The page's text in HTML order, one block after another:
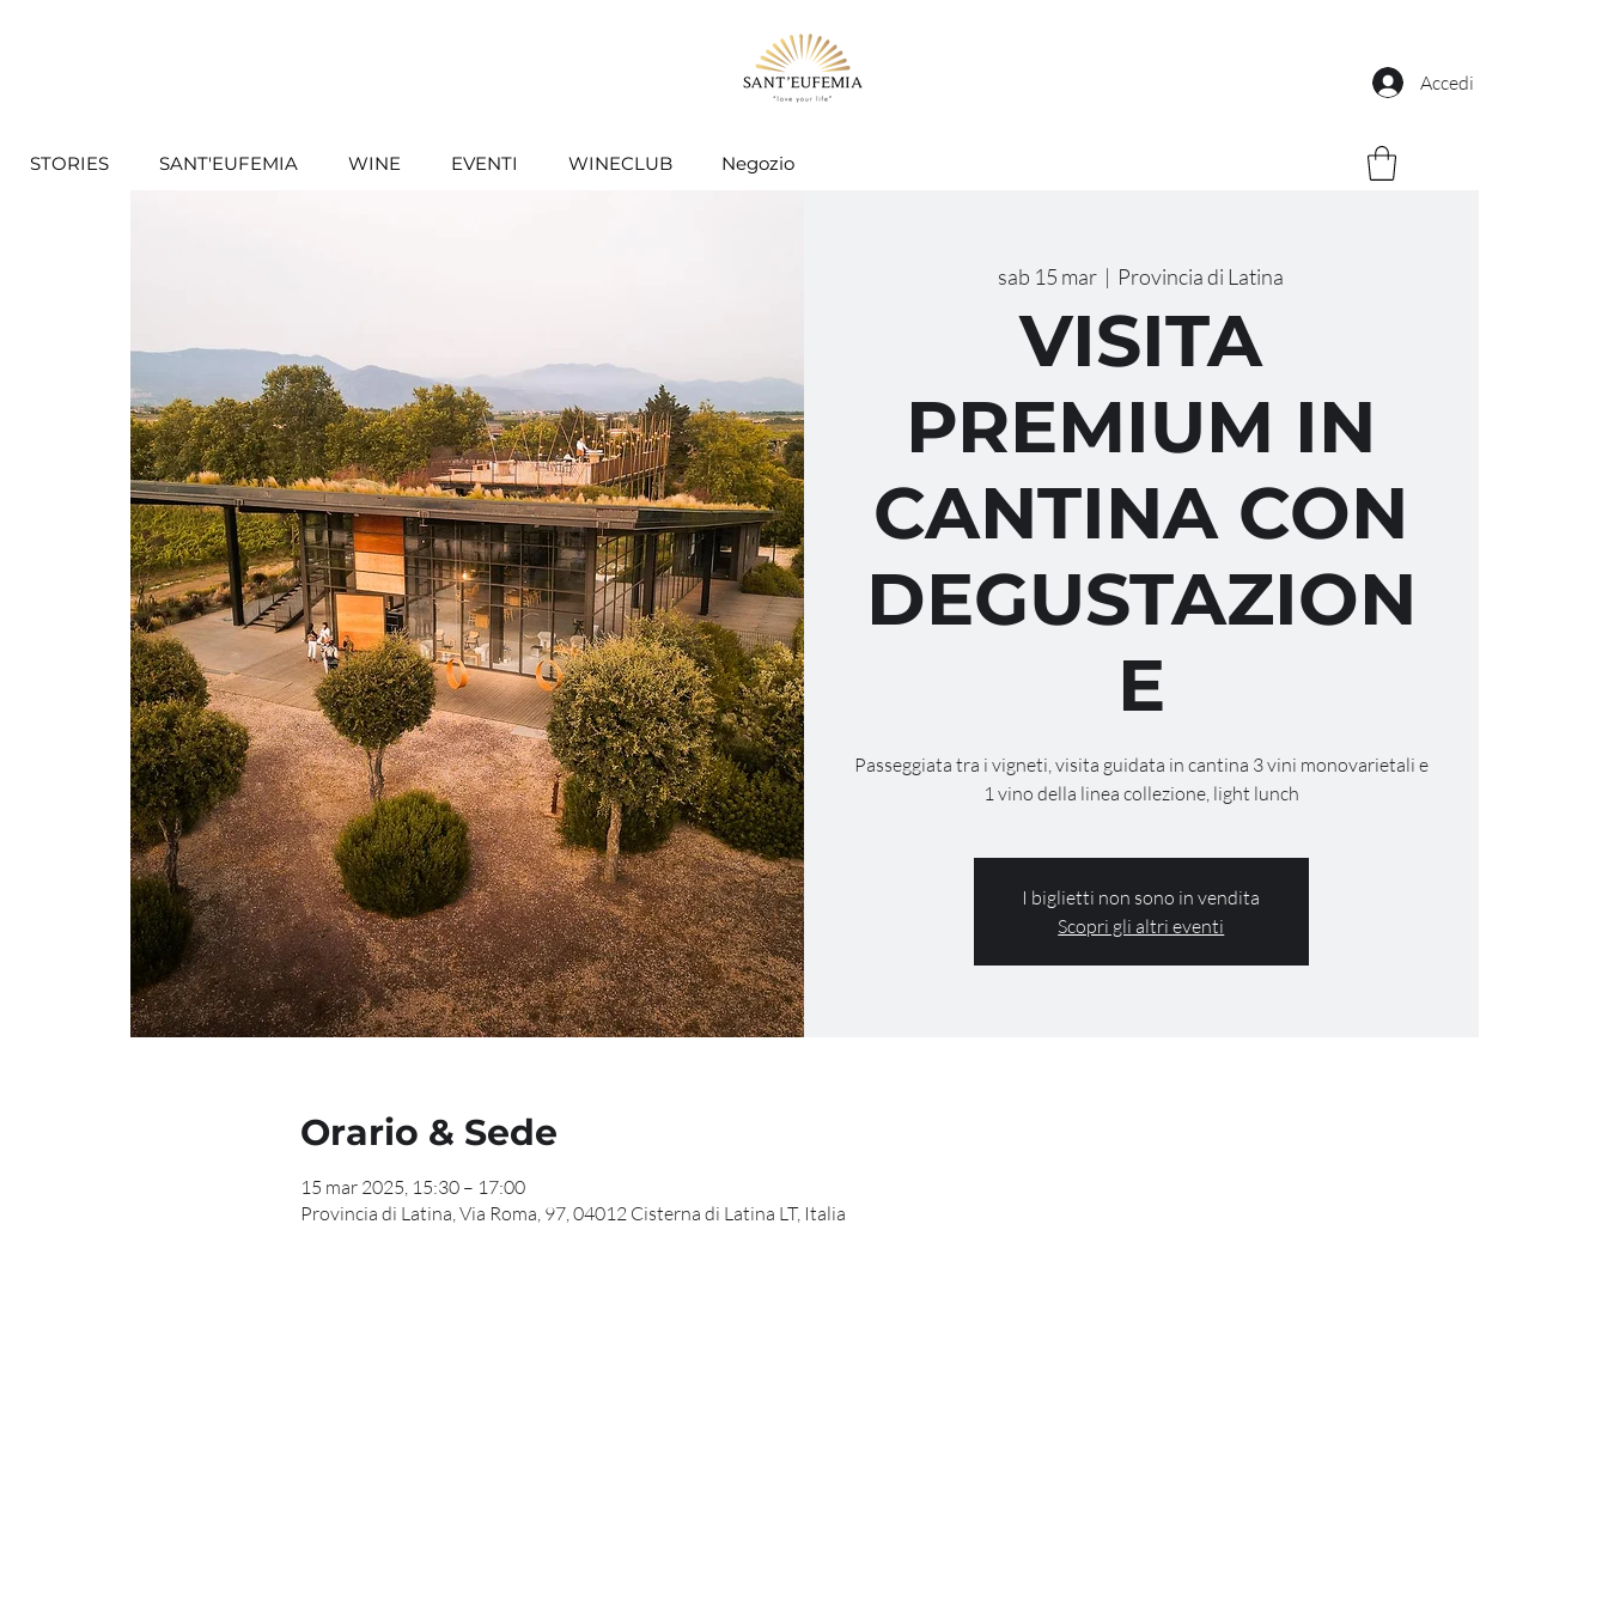
Accedi
STORIES SANT'EUFEMIA WINE EVENTI WINECLUB Negozio
sab 15 mar
  |
Provincia di Latina
VISITA
PREMIUM IN
CANTINA CON
DEGUSTAZION
E
Passeggiata tra i vigneti, visita guidata in cantina 3 vini monovarietali e
1 vino della linea collezione, light lunch
I biglietti non sono in vendita
Scopri gli altri eventi
Orario & Sede
15 mar 2025, 15:30 – 17:00
Provincia di Latina, Via Roma, 97, 04012 Cisterna di Latina LT, Italia